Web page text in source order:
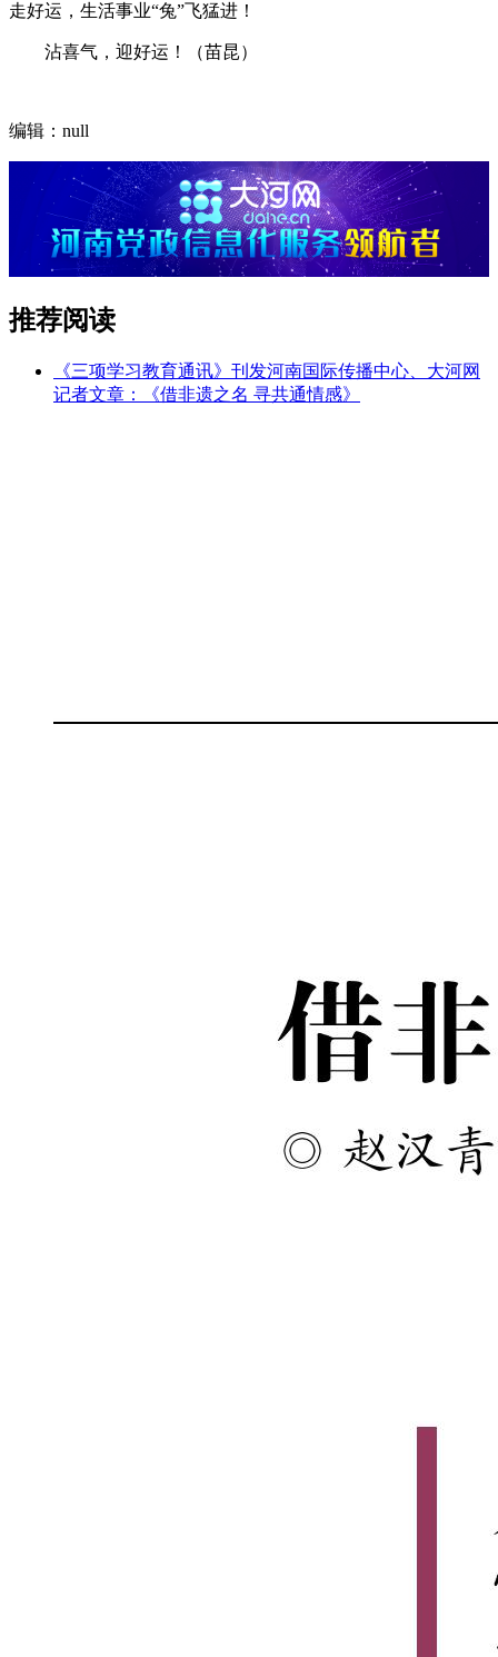
走好运，生活事业“兔”飞猛进！
沾喜气，迎好运！（苗昆）
编辑：null
推荐阅读
《三项学习教育通讯》刊发河南国际传播中心、大河网
记者文章：《借非遗之名 寻共通情感》